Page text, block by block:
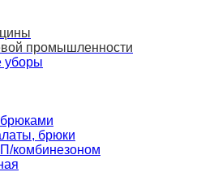
промышленности
уборы
брюки
комбинезоном